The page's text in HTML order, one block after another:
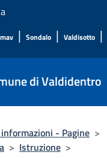
| Sondalo | Valdisotto |
di Valdidentro
- Pagine >
> Istruzione >